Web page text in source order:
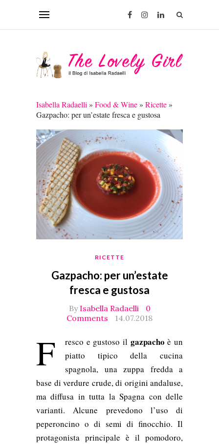
Isabella Radaelli » Food & Wine» Ricette»
Gazpacho: per un’estate fresca e gustosa
RICETTE
Gazpacho: per un’estate
fresca e gustosa
By Isabella Radaelli
0
Comments
14.07.2018
F resco e gustoso il gazpacho è un
piatto tipico della cucina
spagnola, una zuppa fredda a
base di verdure crude, di origini andaluse,
ma diffusa in tutta la Spagna con delle
varianti. Alcune prevedono l’uso di
peperoncino o di semi di finocchio. Il
protagonista principale è il pomodoro,